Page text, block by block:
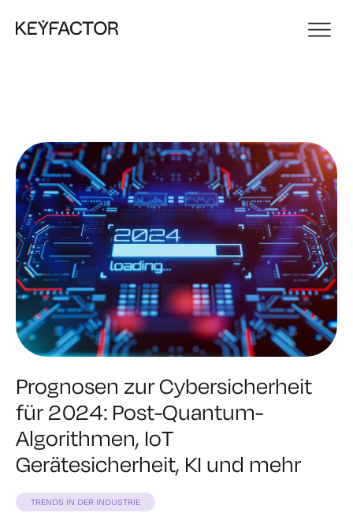
Prognosen zur Cybersicherheit
für 2024: Post-Quantum-
Algorithmen, IoT
Gerätesicherheit, KI und mehr
TRENDS IN DER INDUSTRIE